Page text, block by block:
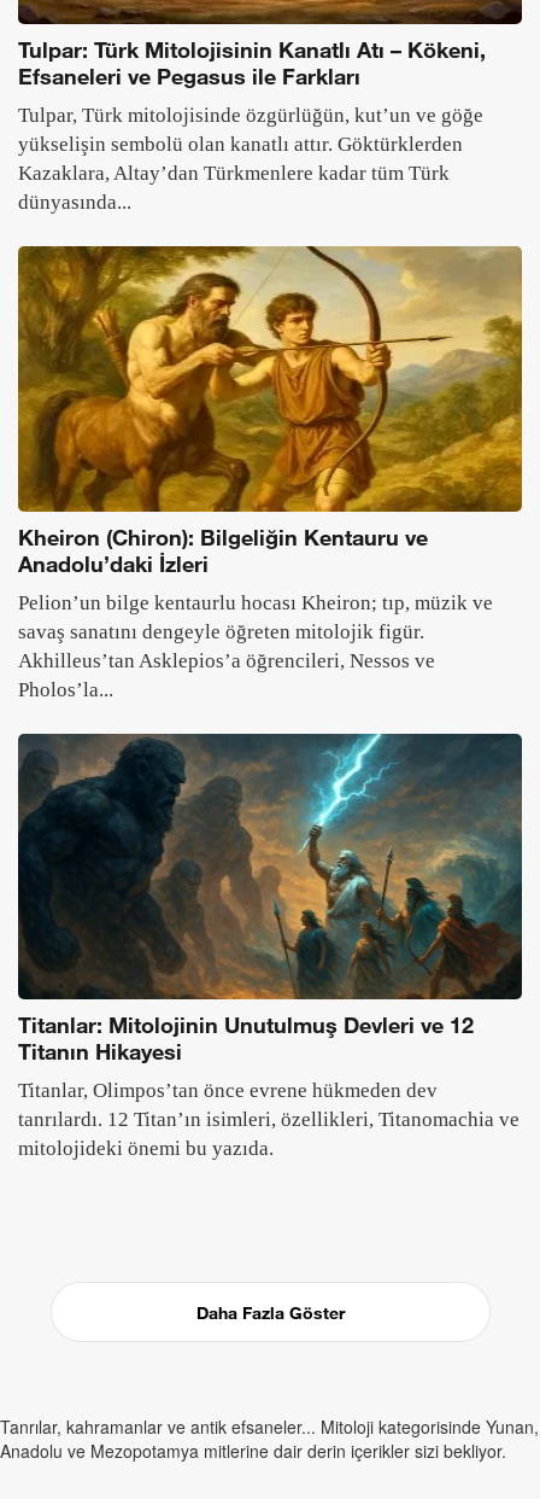
Tulpar: Türk Mitolojisinin Kanatlı Atı – Kökeni,
Efsaneleri ve Pegasus ile Farkları
Tulpar, Türk mitolojisinde özgürlüğün, kut’un ve göğe
yükselişin sembolü olan kanatlı attır. Göktürklerden
Kazaklara, Altay’dan Türkmenlere kadar tüm Türk
dünyasında...
Kheiron (Chiron): Bilgeliğin Kentauru ve
Anadolu’daki İzleri
Pelion’un bilge kentaurlu hocası Kheiron; tıp, müzik ve
savaş sanatını dengeyle öğreten mitolojik figür.
Akhilleus’tan Asklepios’a öğrencileri, Nessos ve
Pholos’la...
Titanlar: Mitolojinin Unutulmuş Devleri ve 12
Titanın Hikayesi
Titanlar, Olimpos’tan önce evrene hükmeden dev
tanrılardı. 12 Titan’ın isimleri, özellikleri, Titanomachia ve
mitolojideki önemi bu yazıda.
Daha Fazla Göster
Tanrılar, kahramanlar ve antik efsaneler... Mitoloji kategorisinde Yunan,
Anadolu ve Mezopotamya mitlerine dair derin içerikler sizi bekliyor.